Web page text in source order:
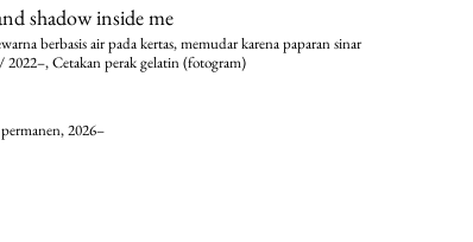
shadow inside me
berbasis air pada kertas, memudar karena paparan sinar
2022–, Cetakan perak gelatin (fotogram)
2026–